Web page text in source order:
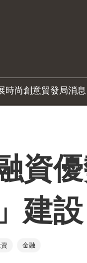
時尚創意貿發局消息
資
建設
金融